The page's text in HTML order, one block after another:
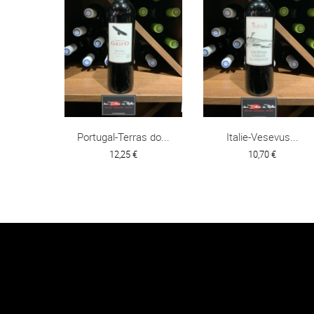
Portugal-Terras do...
12,25 €
Italie-Vesevus...
10,70 €